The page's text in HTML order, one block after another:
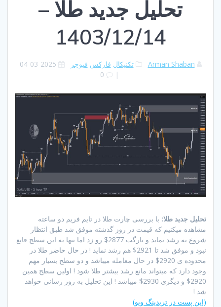
تحلیل جدید طلا –
1403/12/14
Arman Shaban تکنیکال فارکس فیوچر
2025-03-04
|
0
تحلیل جدید طلا: با بررسی چارت طلا در تایم فریم دو ساعته
مشاهده میکنیم که قیمت در روز گذشته موفق شد طبق انتظار
شروع به رشد نماید و تارگت 2877$ رو زد اما تنها به این سطح قانع
نبود و موفق شد تا 2921$ هم رشد نماید ! در حال حاضر طلا در
محدوده ی 2920$ در حال معامله میباشد و دو سطح بسیار مهم
وجود دارد که میتواند مانع رشد بیشتر طلا شود ! اولین سطح همین
2920$ و دیگری 2930$ میباشد ! این تحلیل به روز رسانی خواهد
شد !
(این پست در تریدینگ ویو)